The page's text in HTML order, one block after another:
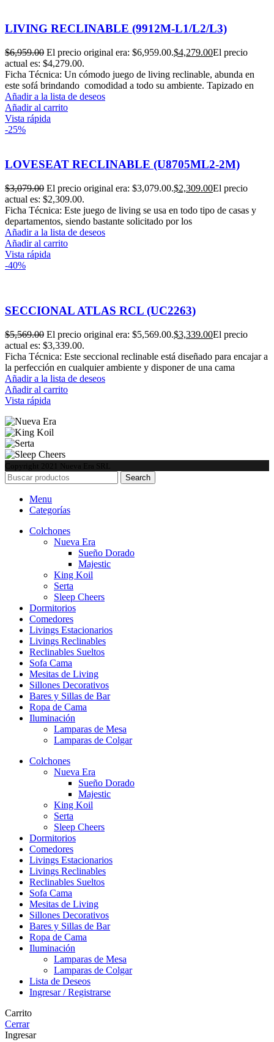
LIVING RECLINABLE (9912M-L1/L2/L3)
$6,959.00 El precio original era: $6,959.00.$4,279.00El precio
actual es: $4,279.00.
Ficha Técnica: Un cómodo juego de living reclinable, abunda en
este sofá brindando comodidad a todo su ambiente. Tapizado en
Añadir a la lista de deseos
Añadir al carrito
Vista rápida
-25%
LOVESEAT RECLINABLE (U8705ML2-2M)
$3,079.00 El precio original era: $3,079.00.$2,309.00El precio
actual es: $2,309.00.
Ficha Técnica: Este juego de living se usa en todo tipo de casas y
departamentos, siendo bastante solicitado por los
Añadir a la lista de deseos
Añadir al carrito
Vista rápida
-40%
SECCIONAL ATLAS RCL (UC2263)
$5,569.00 El precio original era: $5,569.00.$3,339.00El precio
actual es: $3,339.00.
Ficha Técnica: Este seccional reclinable está diseñado para encajar a
la perfección en cualquier ambiente y disponer de una cama
Añadir a la lista de deseos
Añadir al carrito
Vista rápida
Copyright 2021 Nueva Era SRL
Search
Menu
Categorías
Colchones
Nueva Era
Sueño Dorado
Majestic
King Koil
Serta
Sleep Cheers
Dormitorios
Comedores
Livings Estacionarios
Livings Reclinables
Reclinables Sueltos
Sofa Cama
Mesitas de Living
Sillones Decorativos
Bares y Sillas de Bar
Ropa de Cama
Iluminación
Lamparas de Mesa
Lamparas de Colgar
Colchones
Nueva Era
Sueño Dorado
Majestic
King Koil
Serta
Sleep Cheers
Dormitorios
Comedores
Livings Estacionarios
Livings Reclinables
Reclinables Sueltos
Sofa Cama
Mesitas de Living
Sillones Decorativos
Bares y Sillas de Bar
Ropa de Cama
Iluminación
Lamparas de Mesa
Lamparas de Colgar
Lista de Deseos
Ingresar / Registrarse
Carrito
Cerrar
Ingresar